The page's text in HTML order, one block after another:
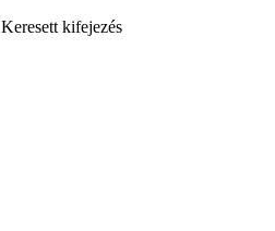
Keresett kifejezés